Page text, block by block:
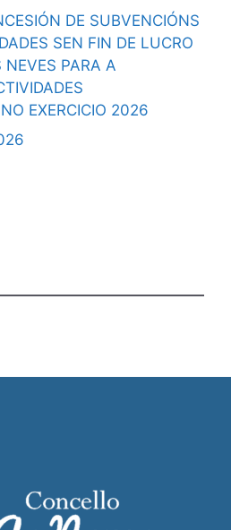
DE SUBVENCIÓNS
SEN FIN DE LUCRO
NEVES PARA A
EXERCICIO 2026